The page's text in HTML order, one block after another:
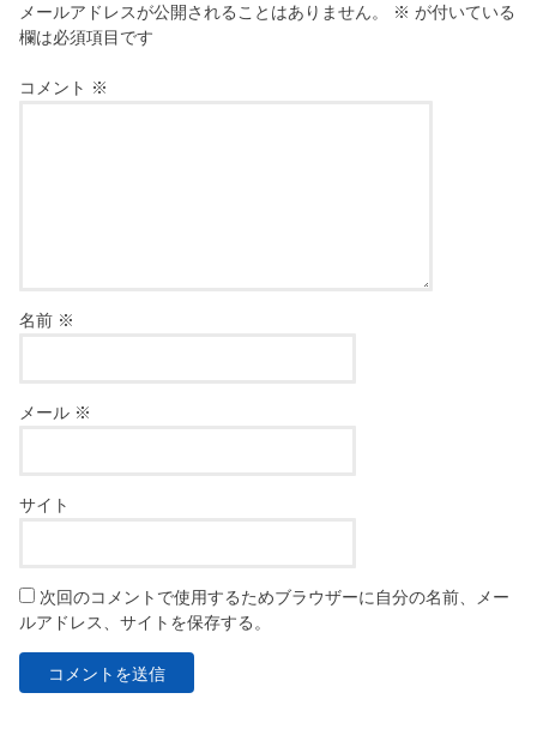
メールアドレスが公開されることはありません。 ※ が付いている
欄は必須項目です
コメント ※
名前 ※
メール ※
サイト
次回のコメントで使用するためブラウザーに自分の名前、メー
ルアドレス、サイトを保存する。